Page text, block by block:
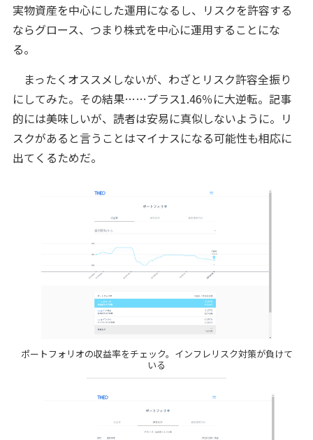
実物資産を中心にした運用になるし、リスクを許容する
ならグロース、つまり株式を中心に運用することにな
る。
まったくオススメしないが、わざとリスク許容全振り
にしてみた。その結果……プラス1.46％に大逆転。記事
的には美味しいが、読者は安易に真似しないように。リ
スクがあると言うことはマイナスになる可能性も相応に
出てくるためだ。
ポートフォリオの収益率をチェック。インフレリスク対策が負けて
いる